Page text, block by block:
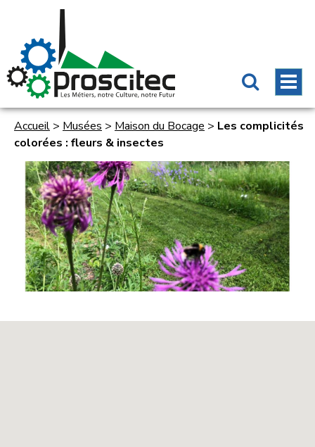
Accueil > Musées > Maison du Bocage > Les complicités
colorées : fleurs & insectes